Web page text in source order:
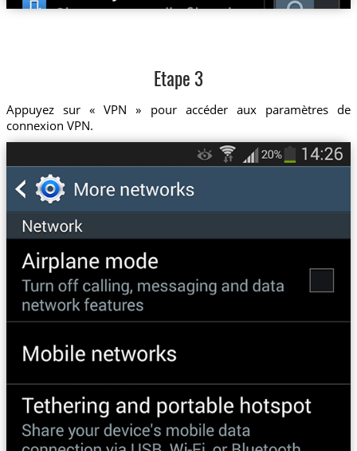
Etape 3
Appuyez sur « VPN » pour accéder aux paramètres de
connexion VPN.